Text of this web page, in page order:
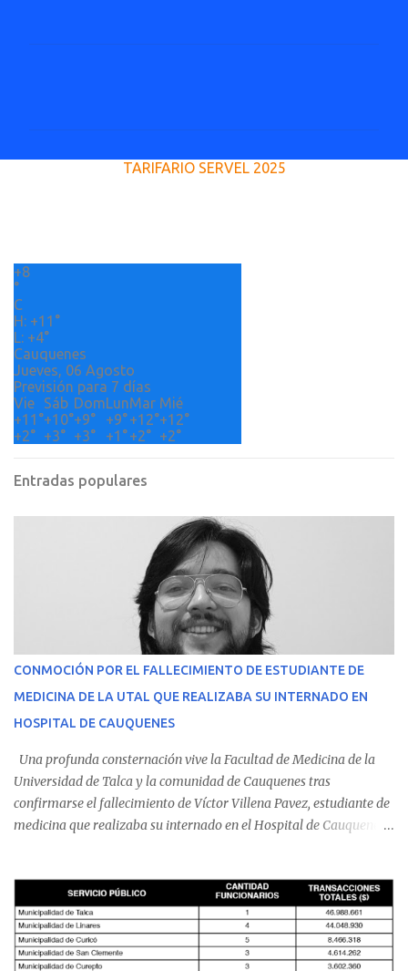
i
s
TARIFARIO SERVEL 2025
+8
°
C
H: +11°
L: +4°
Cauquenes
Jueves, 06 Agosto
Previsión para 7 días
Vie
Sáb DomLunMar Mié
+11°+10°+9° +9°+12°+12°
+2° +3° +3° +1°+2° +2°
Entradas populares
CONMOCIÓN POR EL FALLECIMIENTO DE ESTUDIANTE DE
MEDICINA DE LA UTAL QUE REALIZABA SU INTERNADO EN
HOSPITAL DE CAUQUENES
Una profunda consternación vive la Facultad de Medicina de la
Universidad de Talca y la comunidad de Cauquenes tras
confirmarse el fallecimiento de Víctor Villena Pavez, estudiante de
medicina que realizaba su internado en el Hospital de Cauquenes.
malestares físicos. Dada la complejidad de su estado de salud, el
equipo médico determinó su traslado de urgencia al Hospital
Regional de Talca y dado la urgencia la ambulancia partió hacia
Talca con escolta de Carabineros. En medio del traslado, el